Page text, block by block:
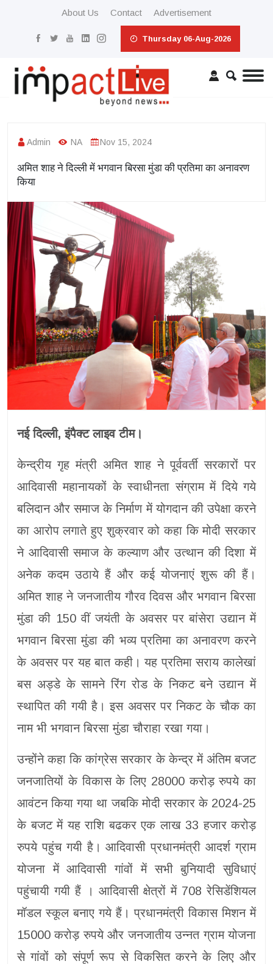
About Us Contact Advertisement
Thursday 06-Aug-2026
Admin NA Nov 15, 2024
अमित शाह ने दिल्ली में भगवान बिरसा मुंडा की प्रतिमा का अनावरण
किया
नई दिल्ली, इंपैक्ट लाइव टीम।
केन्द्रीय गृह मंत्री अमित शाह ने पूर्ववर्ती सरकारों पर
आदिवासी महानायकों के स्वाधीनता संग्राम में दिये गये
बलिदान और समाज के निर्माण में योगदान की उपेक्षा करने
का आरोप लगाते हुए शुक्रवार को कहा कि मोदी सरकार
ने आदिवासी समाज के कल्याण और उत्थान की दिशा में
अनेक कदम उठाये हैं और कई योजनाएं शुरू की हैं।
अमित शाह ने जनजातीय गौरव दिवस और भगवान बिरसा
मुंडा की 150 वीं जयंती के अवसर पर बांसेरा उद्यान में
भगवान बिरसा मुंडा की भव्य प्रतिमा का अनावरण करने
के अवसर पर यह बात कही। यह प्रतिमा सराय कालेखां
बस अड्डे के सामने रिंग रोड के निकट बने उद्यान में
स्थापित की गयी है। इस अवसर पर निकट के चौक का
नाम भी भगवान बिरसा मुंडा चौराहा रखा गया।
उन्होंने कहा कि कांग्रेस सरकार के केन्द्र में अंतिम बजट
जनजातियों के विकास के लिए 28000 करोड़ रुपये का
आवंटन किया गया था जबकि मोदी सरकार के 2024-25
के बजट में यह राशि बढकर एक लाख 33 हजार करोड़
रुपये पहुंच गयी है। आदिवासी प्रधानमंत्री आदर्श ग्राम
योजना में आदिवासी गांवों में सभी बुनियादी सुविधाएं
पहुंचायी गयी हैं । आदिवासी क्षेत्रों में 708 रेसिडेंशियल
मॉडल स्कूल बनाए गये हैं। प्रधानमंत्री विकास मिशन में
15000 करोड़ रुपये और जनजातीय उन्नत ग्राम योजना
से गांवों को संपूर्ण रूप से विकसित करने के लिए और